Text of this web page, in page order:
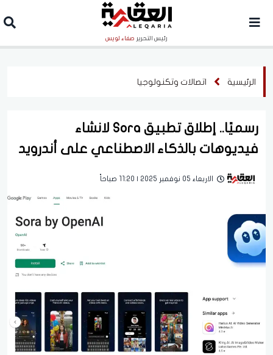
رئيس التحرير صفاء لويس
الرئيسية اتصالات وتكنولوجيا
رسميًا.. إطلاق تطبيق Sora لانشاء
فيديوهات بالذكاء الاصطناعي على أندرويد
الاربعاء 05 نوفمبر 2025 | 11:20 صباحاً